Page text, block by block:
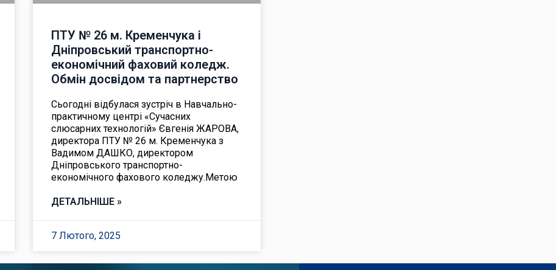
ПТУ № 26 м. Кременчука і
Дніпровський транспортно-
економічний фаховий коледж.
Обмін досвідом та партнерство
Сьогодні відбулася зустріч в Навчально-
практичному центрі «Сучасних
слюсарних технологій» Євгенія ЖАРОВА,
директора ПТУ № 26 м. Кременчука з
Вадимом ДАШКО, директором
Дніпровського транспортно-
економічного фахового коледжу.Метою
ДЕТАЛЬНІШЕ »
7 Лютого, 2025